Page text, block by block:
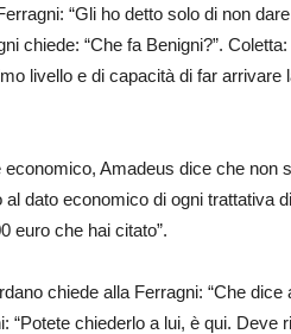
“Gli ho detto solo di non
chiede: “Che fa Benigni?”.
livello e di capacità di far
economico, Amadeus dice che non
al dato economico di ogni trattativa
euro che hai citato”.
chiede alla Ferragni: “Che
“Potete chiederlo a lui, è qui.